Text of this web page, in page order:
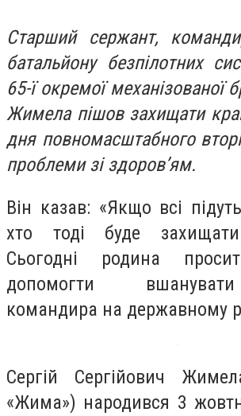
Старший сержант,
батальйону безпілотних
65-ї окремої механізованої
Жимела пішов захищати
дня повномасштабного
проблеми зі здоров’ям.
Він казав: «Якщо всі
хто тоді буде
Сьогодні родина
допомогти
командира на державному
Сергій Сергійович
«Жима») народився 3